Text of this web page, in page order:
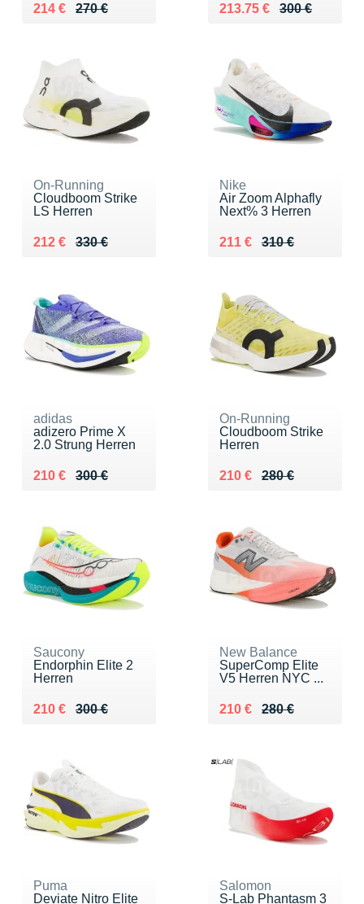
270 €
Au lieu de 270 €
214 €
Vendu 214 € 300 €
Au lieu de 300 €
213.75 €
Vendu 213.75 €
On-Running
Cloudboom Strike
LS Herren
330 €
Au lieu de 330 €
212 €
Vendu 212 €
Nike
Air Zoom Alphafly
Next% 3 Herren
310 €
Au lieu de 310 €
211 €
Vendu 211 €
adidas
adizero Prime X
2.0 Strung Herren
300 €
Au lieu de 300 €
210 €
Vendu 210 €
On-Running
Cloudboom Strike
Herren
280 €
Au lieu de 280 €
210 €
Vendu 210 €
Saucony
Endorphin Elite 2
Herren
300 €
Au lieu de 300 €
210 €
Vendu 210 €
New Balance
SuperComp Elite
V5 Herren NYC ...
280 €
Au lieu de 280 €
210 €
Vendu 210 €
Puma
Deviate Nitro Elite
Salomon
S-Lab Phantasm 3